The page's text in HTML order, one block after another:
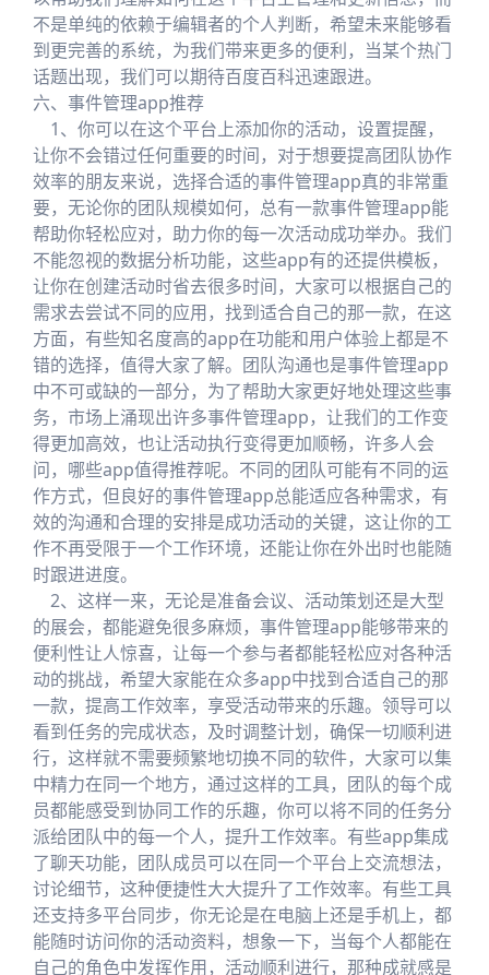
不是单纯的依赖于编辑者的个人判断，希望未来能够看
到更完善的系统，为我们带来更多的便利，当某个热门
话题出现，我们可以期待百度百科迅速跟进。
六、事件管理app推荐
1、你可以在这个平台上添加你的活动，设置提醒，
让你不会错过任何重要的时间，对于想要提高团队协作
效率的朋友来说，选择合适的事件管理app真的非常重
要，无论你的团队规模如何，总有一款事件管理app能
帮助你轻松应对，助力你的每一次活动成功举办。我们
不能忽视的数据分析功能，这些app有的还提供模板，
让你在创建活动时省去很多时间，大家可以根据自己的
需求去尝试不同的应用，找到适合自己的那一款，在这
方面，有些知名度高的app在功能和用户体验上都是不
错的选择，值得大家了解。团队沟通也是事件管理app
中不可或缺的一部分，为了帮助大家更好地处理这些事
务，市场上涌现出许多事件管理app，让我们的工作变
得更加高效，也让活动执行变得更加顺畅，许多人会
问，哪些app值得推荐呢。不同的团队可能有不同的运
作方式，但良好的事件管理app总能适应各种需求，有
效的沟通和合理的安排是成功活动的关键，这让你的工
作不再受限于一个工作环境，还能让你在外出时也能随
时跟进进度。
2、这样一来，无论是准备会议、活动策划还是大型
的展会，都能避免很多麻烦，事件管理app能够带来的
便利性让人惊喜，让每一个参与者都能轻松应对各种活
动的挑战，希望大家能在众多app中找到合适自己的那
一款，提高工作效率，享受活动带来的乐趣。领导可以
看到任务的完成状态，及时调整计划，确保一切顺利进
行，这样就不需要频繁地切换不同的软件，大家可以集
中精力在同一个地方，通过这样的工具，团队的每个成
员都能感受到协同工作的乐趣，你可以将不同的任务分
派给团队中的每一个人，提升工作效率。有些app集成
了聊天功能，团队成员可以在同一个平台上交流想法，
讨论细节，这种便捷性大大提升了工作效率。有些工具
还支持多平台同步，你无论是在电脑上还是手机上，都
能随时访问你的活动资料，想象一下，当每个人都能在
自己的角色中发挥作用，活动顺利进行，那种成就感是